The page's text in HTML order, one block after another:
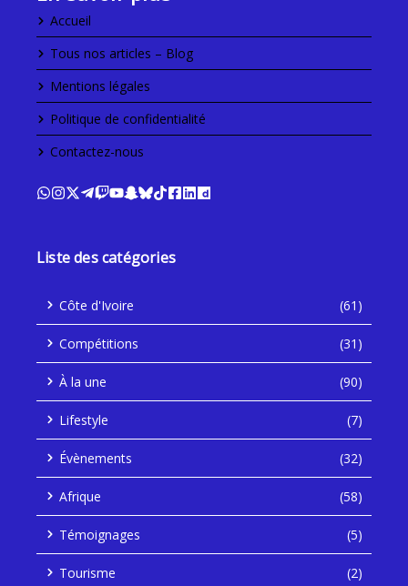
Accueil
Tous nos articles – Blog
Mentions légales
Politique de confidentialité
Contactez-nous
Liste des catégories
Côte d'Ivoire (61)
Compétitions (31)
À la une (90)
Lifestyle (7)
Évènements (32)
Afrique (58)
Témoignages (5)
Tourisme (2)